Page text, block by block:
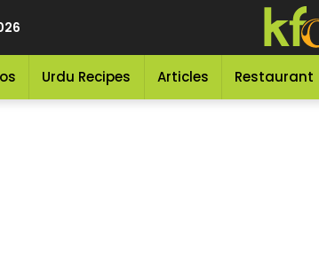
Urdu Recipes Articles Restaurant